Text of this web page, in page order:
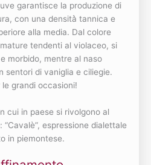
garantisce la produzione di
con una densità̀ tannica e
alla media. Dal colore
tendenti al violaceo, si
morbido, mentre al naso
sentori di vaniglia e ciliegie.
grandi occasioni!
cui in paese si rivolgono al
espressione dialettale
in piemontese.